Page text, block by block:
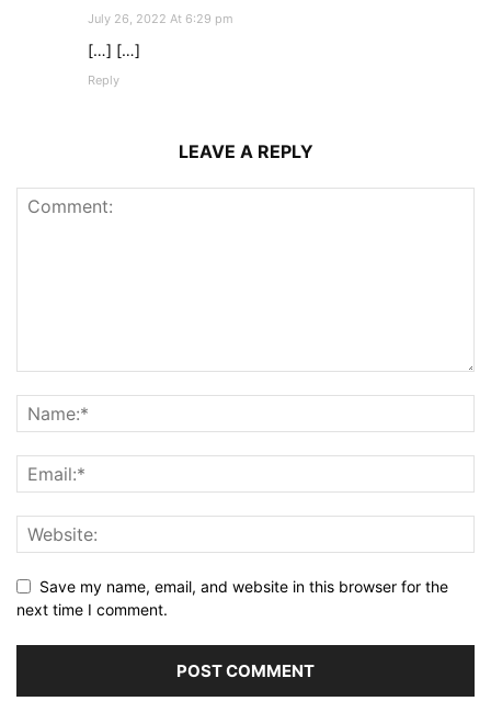
July 26, 2022 At 6:29 pm
[…] […]
Reply
LEAVE A REPLY
Save my name, email, and website in this browser for the
next time I comment.